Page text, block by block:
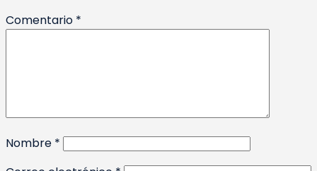
Comentario *
Nombre *